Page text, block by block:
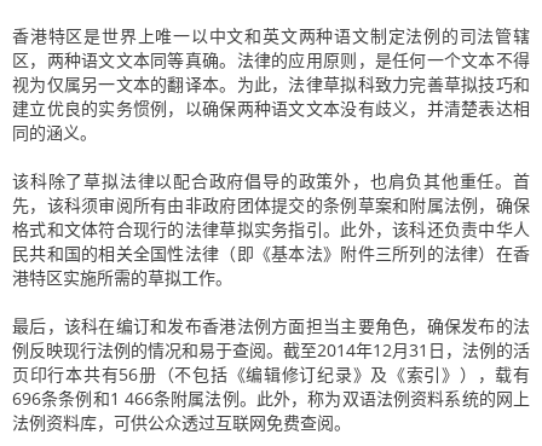
香港特区是世界上唯一以中文和英文两种语文制定法例的司法管辖
区，两种语文文本同等真确。法律的应用原则，是任何一个文本不得
视为仅属另一文本的翻译本。为此，法律草拟科致力完善草拟技巧和
建立优良的实务惯例，以确保两种语文文本没有歧义，并清楚表达相
同的涵义。
该科除了草拟法律以配合政府倡导的政策外，也肩负其他重任。首
先，该科须审阅所有由非政府团体提交的条例草案和附属法例，确保
格式和文体符合现行的法律草拟实务指引。此外，该科还负责中华人
民共和国的相关全国性法律（即《基本法》附件三所列的法律）在香
港特区实施所需的草拟工作。
最后，该科在编订和发布香港法例方面担当主要角色，确保发布的法
例反映现行法例的情况和易于查阅。截至2014年12月31日，法例的活
页印行本共有56册（不包括《编辑修订纪录》及《索引》），载有
696条条例和1 466条附属法例。此外，称为双语法例资料系统的网上
法例资料库，可供公众透过互联网免费查阅。